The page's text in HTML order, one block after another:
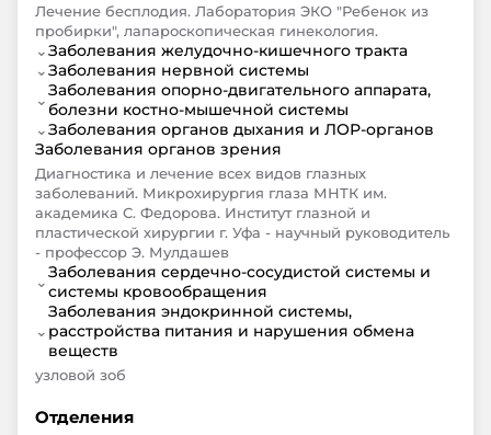
Лечение бесплодия. Лаборатория ЭКО "Ребенок из
пробирки", лапароскопическая гинекология.
⌄Заболевания желудочно-кишечного тракта
⌄Заболевания нервной системы
⌄Заболевания опорно-двигательного аппарата,
болезни костно-мышечной системы
⌄Заболевания органов дыхания и ЛОР-органов
Заболевания органов зрения
Диагностика и лечение всех видов глазных
заболеваний. Микрохирургия глаза МНТК им.
академика С. Федорова. Институт глазной и
пластической хирургии г. Уфа - научный руководитель
- профессор Э. Мулдашев
⌄Заболевания сердечно-сосудистой системы и
системы кровообращения
⌄
Заболевания эндокринной системы,
расстройства питания и нарушения обмена
веществ
узловой зоб
Отделения